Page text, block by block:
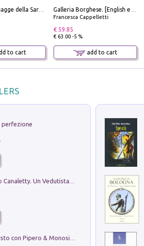
to cart
Francesca Cappelletti
€ 59.85
€ 63.00 -5 %
add to cart
perfezione